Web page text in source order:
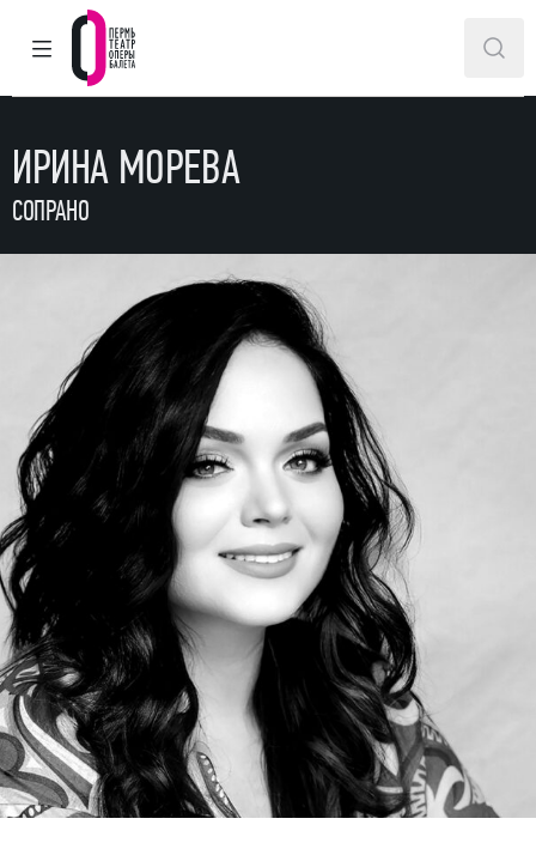
ГЛАВНОЕ МЕНЮ
Пермский театр оперы и балета
ИРИНА МОРЕВА
СОПРАНО